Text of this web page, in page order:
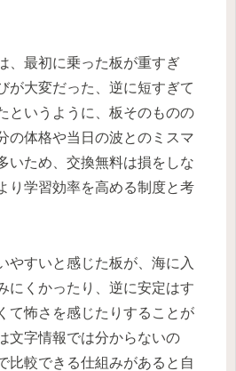
、最初に乗った板が重すぎ
が大変だった、逆に短すぎて
というように、板そのものの
の体格や当日の波とのミスマ
いため、交換無料は損をしな
り学習効率を高める制度と考
やすいと感じた板が、海に入
にくかったり、逆に安定はす
て怖さを感じたりすることが
文字情報では分からないの
比較できる仕組みがあると自